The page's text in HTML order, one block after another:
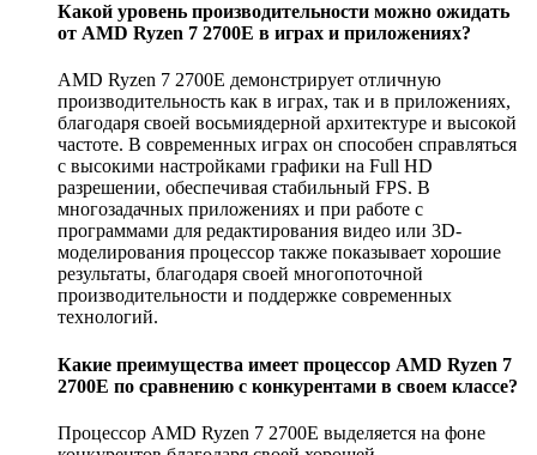
Какой уровень производительности можно ожидать
от AMD Ryzen 7 2700E в играх и приложениях?
AMD Ryzen 7 2700E демонстрирует отличную
производительность как в играх, так и в приложениях,
благодаря своей восьмиядерной архитектуре и высокой
частоте. В современных играх он способен справляться
с высокими настройками графики на Full HD
разрешении, обеспечивая стабильный FPS. В
многозадачных приложениях и при работе с
программами для редактирования видео или 3D-
моделирования процессор также показывает хорошие
результаты, благодаря своей многопоточной
производительности и поддержке современных
технологий.
Какие преимущества имеет процессор AMD Ryzen 7
2700E по сравнению с конкурентами в своем классе?
Процессор AMD Ryzen 7 2700E выделяется на фоне